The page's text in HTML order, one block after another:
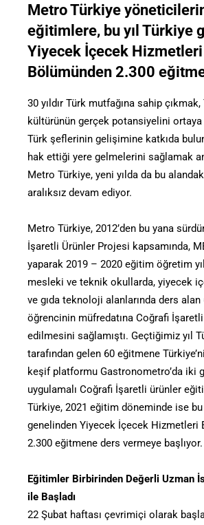
Metro Türkiye
eğitimlere, bu yıl Türkiye
Yiyecek İçecek Hizmetleri
Bölümünden 2.300
30 yıldır Türk mutfağına sahip
kültürünün gerçek potansiyelini ortaya
Türk şeflerinin gelişimine katkıda
hak ettiği yere gelmelerini sağlamak
Metro Türkiye, yeni yılda da bu
aralıksız devam ediyor.
Metro Türkiye, 2012’den bu yana
İşaretli Ürünler Projesi kapsamında,
yaparak 2019 – 2020 eğitim öğretim
mesleki ve teknik okullarda, yiyecek
ve gıda teknoloji alanlarında ders alan
öğrencinin müfredatına Coğrafi
edilmesini sağlamıştı. Geçtiğimiz yıl
tarafından gelen 60 eğitmene
keşif platformu Gastronometro’da iki
uygulamalı Coğrafi İşaretli ürünler
Türkiye, 2021 eğitim döneminde ise
genelinden Yiyecek İçecek Hizmetleri
2.300 eğitmene ders vermeye başlıyor.
Eğitimler Birbirinden Değerli Uzman
ile Başladı
22 Şubat haftası çevrimiçi olarak